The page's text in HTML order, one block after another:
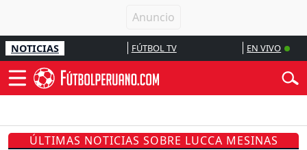
NOTICIAS FÚTBOL TV EN VIVO
ÚLTIMAS NOTICIAS SOBRE LUCCA MESINAS